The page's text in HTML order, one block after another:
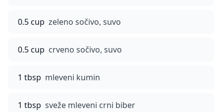
0.5 cup zeleno sočivo, suvo
0.5 cup crveno sočivo, suvo
1 tbsp mleveni kumin
1 tbsp sveže mleveni crni biber